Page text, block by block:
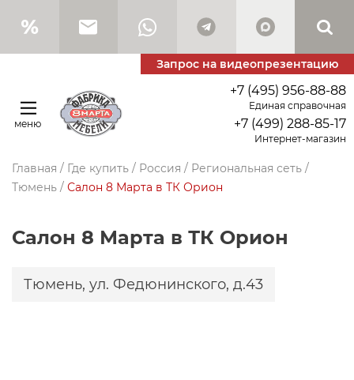
Запрос на видеопрезентацию
меню
+7 (495) 956-88-88
Единая справочная
+7 (499) 288-85-17
Интернет-магазин
Главная / Где купить / Россия / Региональная сеть /
Тюмень / Салон 8 Марта в ТК Орион
Салон 8 Марта в ТК Орион
Тюмень, ул. Федюнинского, д.43